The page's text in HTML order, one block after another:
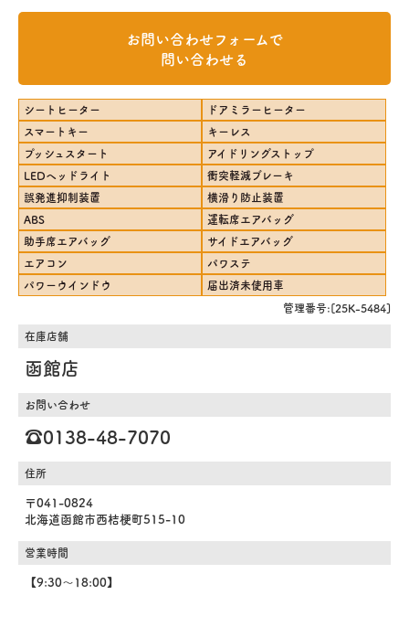
お問い合わせフォームで
問い合わせる
シートヒーター
ドアミラーヒーター
スマートキー
キーレス
プッシュスタート
アイドリングストップ
LEDヘッドライト
衝突軽減ブレーキ
誤発進抑制装置
横滑り防止装置
ABS
運転席エアバッグ
助手席エアバッグ
サイドエアバッグ
エアコン
パワステ
パワーウインドウ
届出済未使用車
管理番号:[25K-5484]
在庫店舗
函館店
お問い合わせ
☎️0138-48-7070
住所
〒041-0824
北海道函館市西桔梗町515-10
営業時間
【9:30～18:00】